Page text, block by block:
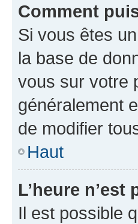
Comment
Si vous êtes
la base de
vous sur votre
généralement
de modifier
Haut
L’heure n’est
Il est possible